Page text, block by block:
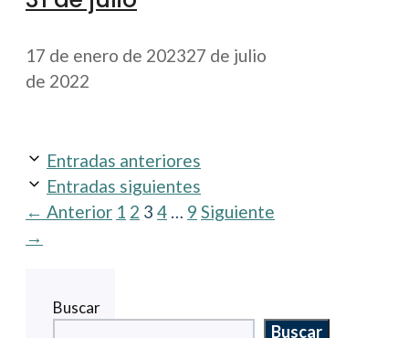
17 de enero de 202327 de julio
de 2022
Entradas anteriores
Entradas siguientes
← Anterior Página
1 Página
2 Página
3 Página
4 Página
9 Siguiente
→
Buscar
Buscar